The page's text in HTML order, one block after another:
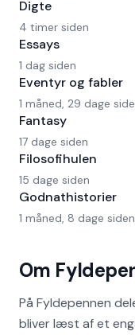
Om
På Fyldepennen
bliver læst af et
Digte
4 timer siden
Essays
1 dag siden
Eventyr og fabler
1 måned, 29 dage
Fantasy
17 dage siden
Filosofihulen
15 dage siden
Godnathistorier
1 måned, 8 dage siden